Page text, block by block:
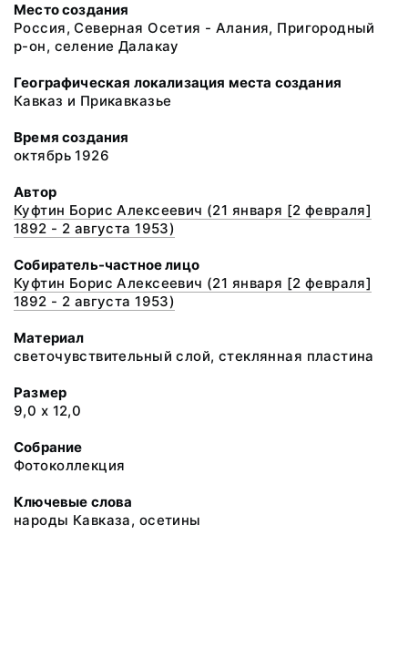
Место создания
Россия, Северная Осетия - Алания, Пригородный
р-он, селение Далакау
Географическая локализация места создания
Кавказ и Прикавказье
Время создания
октябрь 1926
Автор
Куфтин Борис Алексеевич (21 января [2 февраля]
1892 - 2 августа 1953)
Собиратель-частное лицо
Куфтин Борис Алексеевич (21 января [2 февраля]
1892 - 2 августа 1953)
Материал
светочувствительный слой, стеклянная пластина
Размер
9,0 х 12,0
Собрание
Фотоколлекция
Ключевые слова
народы Кавказа, осетины